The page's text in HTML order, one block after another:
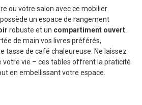
ou votre salon avec ce mobilier
un espace de rangement
robuste et un compartiment ouvert.
de main vos livres préférés,
tasse de café chaleureuse. Ne laissez
votre vie – ces tables offrent la praticité
en embellissant votre espace.